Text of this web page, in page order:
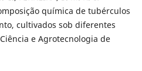
química de tubérculos
cultivados sob diferentes
e Agrotecnologia de